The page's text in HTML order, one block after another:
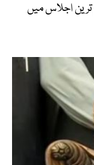
اجلاس میں